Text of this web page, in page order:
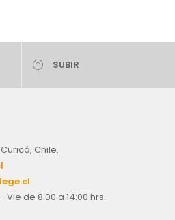
SUBIR
Chile.
de 8:00 a 14:00 hrs.